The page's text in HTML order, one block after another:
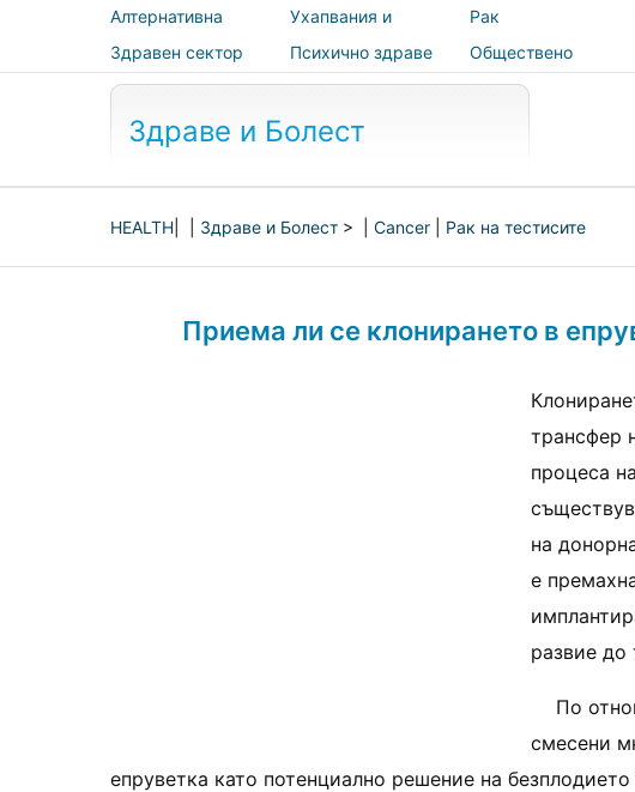
Алтернативна
медицина
Ухапвания и
ужилвания
Рак
Здравен сектор
Психично здраве
Обществено
здраве и
Здраве и Болест
HEALTH Здраве и Болест > | Cancer Рак на тестисите
Приема ли се клонирането в
трансфер
процеса
на
​​е
развие до
По
смесени
епруветка като потенциално решение на